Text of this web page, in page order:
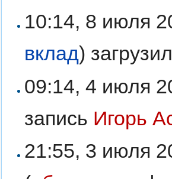
10:14, 8 июля
вклад)
09:14, 4 июля
запись Игорь
21:55, 3 июля